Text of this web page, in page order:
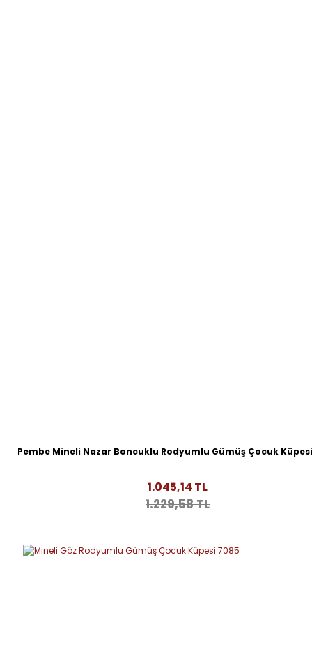
Pembe Mineli Nazar Boncuklu Rodyumlu Gümüş Çocuk
1.045,14 TL
1.229,58 TL